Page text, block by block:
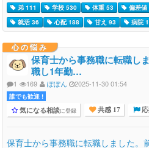
弟 111
学校 530 体重 53 偏差値
就活 36
心配 188 甘え 93 病院
心の悩み
保育士から事務職に転職し
職し1年勤…
1 169 ぽぽん 2025-11-30 01:54
誰でも歓迎 !
気になる相談に登録 共感 17 応
保育士から事務職に転職しました。